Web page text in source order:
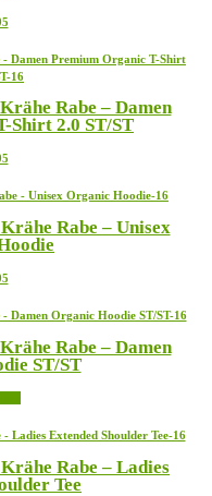
Optionen
auf
der
gewählt
werden
Dieses
weist
mehrere
auf.
Die
können
der
gewählt
werden
Rabe – Damen
Shirt 2.0 ST/ST
Dieses
weist
Varianten
auf.
Optionen
auf
Produktseite
gewählt
Rabe – Unisex
Dieses
weist
Varianten
auf.
auf
Produktseite
gewählt
Rabe – Damen
ST/ST
Rabe – Ladies
Tee